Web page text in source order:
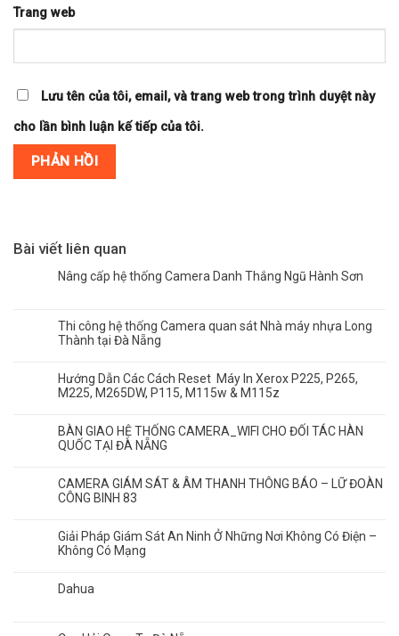
Trang web
Lưu tên của tôi, email, và trang web trong trình duyệt này
cho lần bình luận kế tiếp của tôi.
Bài viết liên quan
Nâng cấp hệ thống Camera Danh Thắng Ngũ Hành Sơn
Thi công hệ thống Camera quan sát Nhà máy nhựa Long
Thành tại Đà Nẵng
Hướng Dẫn Các Cách Reset Máy In Xerox P225, P265,
M225, M265DW, P115, M115w & M115z
BÀN GIAO HỆ THỐNG CAMERA_WIFI CHO ĐỐI TÁC HÀN
QUỐC TẠI ĐÀ NẴNG
CAMERA GIÁM SÁT & ÂM THANH THÔNG BÁO – LỮ ĐOÀN
CÔNG BINH 83
Giải Pháp Giám Sát An Ninh Ở Những Nơi Không Có Điện –
Không Có Mạng
Dahua